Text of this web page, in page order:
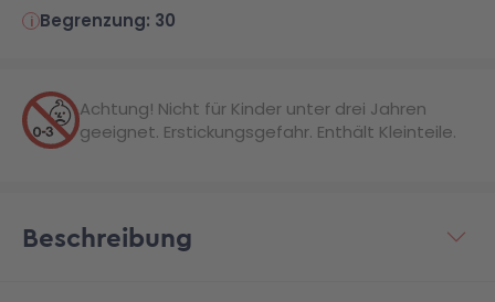
Begrenzung: 30
Achtung! Nicht für Kinder unter drei Jahren
geeignet. Erstickungsgefahr. Enthält Kleinteile.
Beschreibung